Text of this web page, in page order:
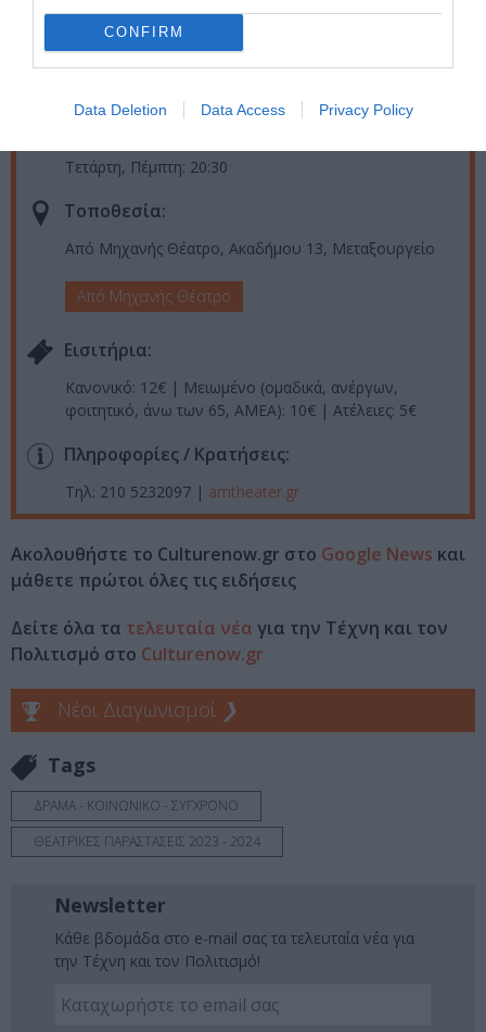
CONFIRM
Data Deletion Data Access Privacy Policy
Ταυτότητα Εκδήλωσης
Τετάρτη, Πέμπτη: 20:30
Τοποθεσία:
Από Μηχανής Θέατρο, Ακαδήμου 13, Μεταξουργείο
Από Μηχανής Θέατρο
Eισιτήρια:
Κανονικό: 12€ | Μειωμένο (ομαδικά, ανέργων,
φοιτητικό, άνω των 65, ΑΜΕΑ): 10€ | Ατέλειες: 5€
Πληροφορίες / Κρατήσεις:
Τηλ: 210 5232097 | amtheater.gr
Ακολουθήστε το Culturenow.gr στο Google News και
μάθετε πρώτοι όλες τις ειδήσεις
Δείτε όλα τα τελευταία νέα για την Τέχνη και τον
Πολιτισμό στο Culturenow.gr
Νέοι Διαγωνισμοί ❯
Tags
ΔΡΑΜΑ - ΚΟΙΝΩΝΙΚΟ - ΣΥΓΧΡΟΝΟ
ΘΕΑΤΡΙΚΕΣ ΠΑΡΑΣΤΑΣΕΙΣ 2023 - 2024
Newsletter
Κάθε βδομάδα στο e-mail σας τα τελευταία νέα για
την Τέχνη και τον Πολιτισμό!